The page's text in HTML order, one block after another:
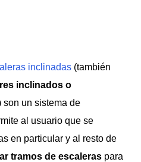
inclinadas (también
inclinados o
son un sistema de
al usuario que se
en particular y al resto de
tramos de escaleras para